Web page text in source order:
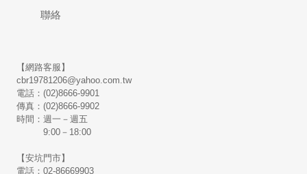
聯絡
【網路客服】
cbr19781206@yahoo.com.tw
電話：(02)8666-9901
傳真：(02)8666-9902
時間：週一－週五
9:00－18:00
【安坑門市】
電話：02-86669903